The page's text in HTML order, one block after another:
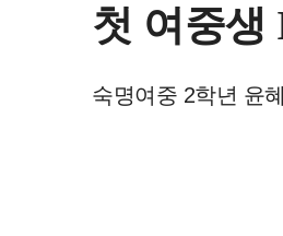
첫 여중
숙명여중 2학년 윤